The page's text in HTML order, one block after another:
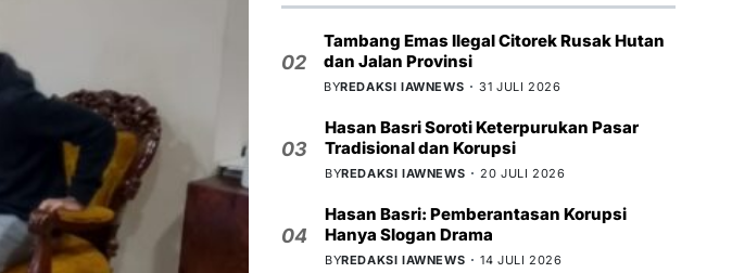
02
Tambang Emas Ilegal Citorek Rusak Hutan
dan Jalan Provinsi
BYREDAKSI IAWNEWS 31 JULI 2026
03
Hasan Basri Soroti Keterpurukan Pasar
Tradisional dan Korupsi
BYREDAKSI IAWNEWS 20 JULI 2026
04
Hasan Basri: Pemberantasan Korupsi
Hanya Slogan Drama
BYREDAKSI IAWNEWS 14 JULI 2026